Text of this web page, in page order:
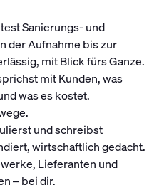
Sanierungs- und
der Aufnahme bis zur
mit Blick fürs Ganze.
mit Kunden, was
was es kostet.
und schreibst
wirtschaftlich gedacht.
Lieferanten und
– bei dir.